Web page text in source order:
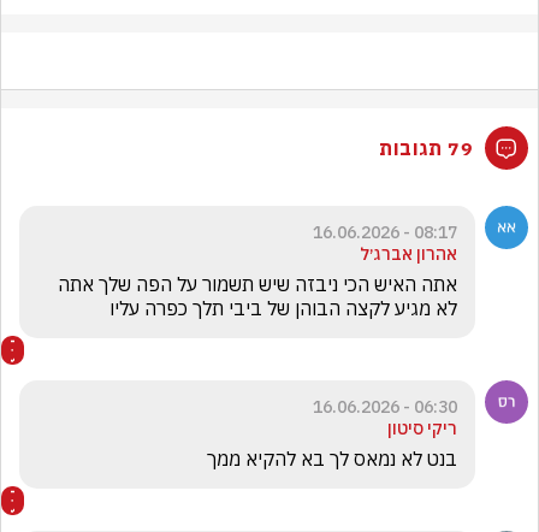
79 תגובות
08:17 - 16.06.2026
אהרון אברג׳ל
לא מגיע לקצה הבוהן של ביבי תלך כפרה עליו
06:30 - 16.06.2026
ריקי סיטון
בנט לא נמאס לך בא להקיא ממך